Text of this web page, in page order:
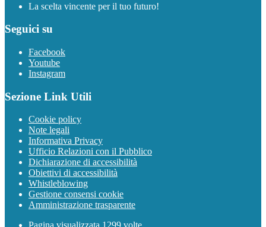
La scelta vincente per il tuo futuro!
Seguici su
Facebook
Youtube
Instagram
Sezione Link Utili
Cookie policy
Note legali
Informativa Privacy
Ufficio Relazioni con il Pubblico
Dichiarazione di accessibilità
Obiettivi di accessibilità
Whistleblowing
Gestione consensi cookie
Amministrazione trasparente